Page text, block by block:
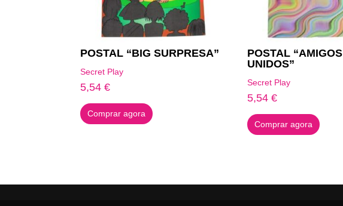
POSTAL “BIG SURPRESA”
Secret Play
5,54€
Comprar agora
POSTAL “AMIGOS
UNIDOS”
Secret Play
5,54€
Comprar agora